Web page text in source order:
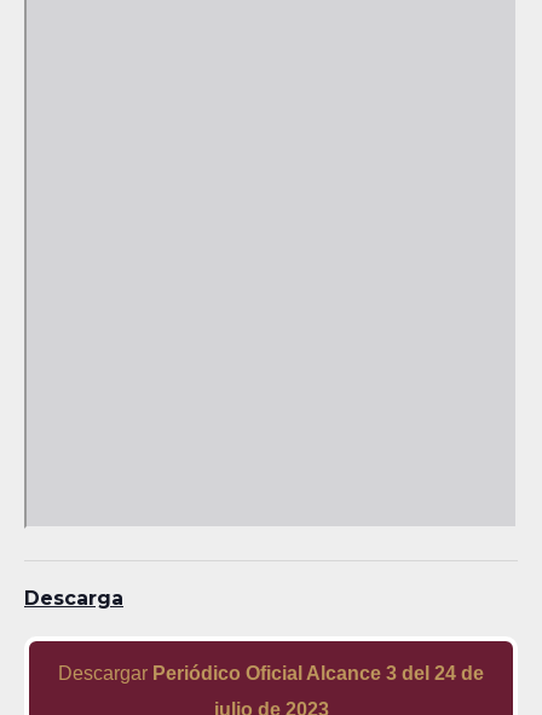
Descarga
Descargar Periódico Oficial Alcance 3 del 24 de
julio de 2023